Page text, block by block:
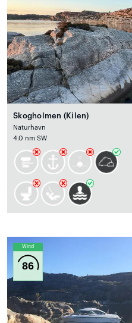
Skogholmen (Kilen)
Naturhavn
4.0 nm SW
Wind
86